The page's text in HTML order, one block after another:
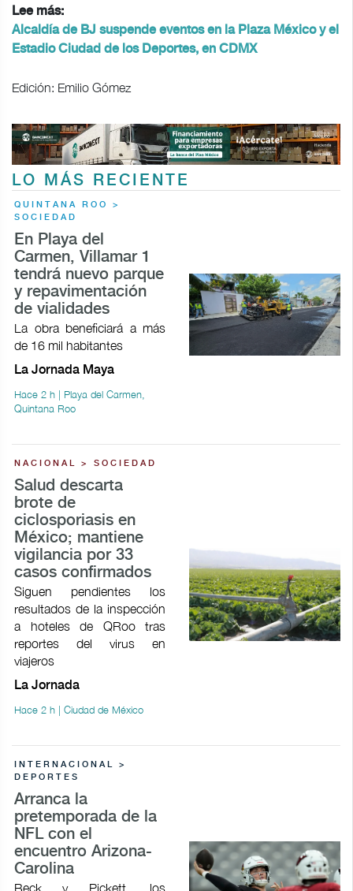
Lee más:
Alcaldía de BJ suspende eventos en la Plaza México y el
Estadio Ciudad de los Deportes, en CDMX
Edición: Emilio Gómez
LO MÁS RECIENTE
QUINTANA ROO >
SOCIEDAD
En Playa del
Carmen, Villamar 1
tendrá nuevo parque
y repavimentación
de vialidades
La obra beneficiará a más
de 16 mil habitantes
La Jornada Maya
Hace 2 h | Playa del Carmen,
Quintana Roo
NACIONAL > SOCIEDAD
Salud descarta
brote de
ciclosporiasis en
México; mantiene
vigilancia por 33
casos confirmados
Siguen pendientes los
resultados de la inspección
a hoteles de QRoo tras
reportes del virus en
viajeros
La Jornada
Hace 2 h | Ciudad de México
INTERNACIONAL >
DEPORTES
Arranca la
pretemporada de la
NFL con el
encuentro Arizona-
Carolina
Beck y Pickett, los